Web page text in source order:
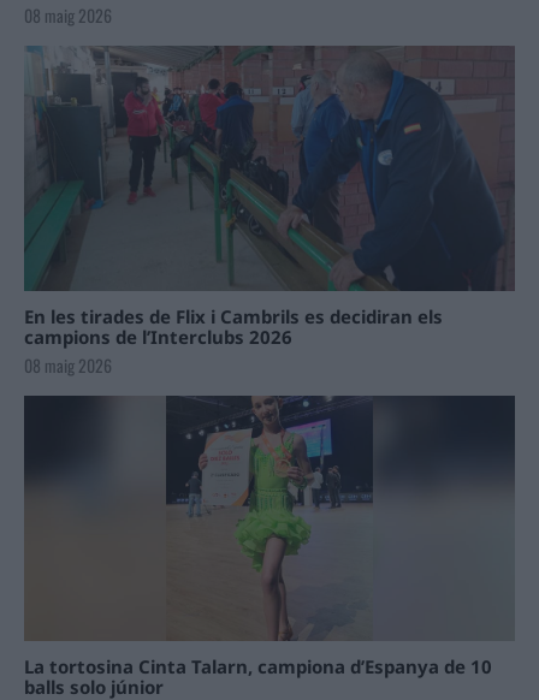
08 maig 2026
En les tirades de Flix i Cambrils es decidiran els
campions de l’Interclubs 2026
08 maig 2026
La tortosina Cinta Talarn, campiona d’Espanya de 10
balls solo júnior